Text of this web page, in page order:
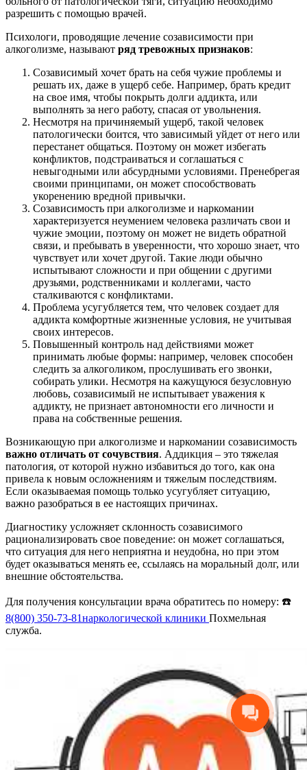
разрешить с помощью врачей.
Психологи, проводящие лечение созависимости при
алкоголизме, называют ряд тревожных признаков:
Созависимый хочет брать на себя чужие проблемы и
решать их, даже в ущерб себе. Например, брать кредит
на свое имя, чтобы покрыть долги аддикта, или
выполнять за него работу, спасая от увольнения.
Несмотря на причиняемый ущерб, такой человек
патологически боится, что зависимый уйдет от него или
перестанет общаться. Поэтому он может избегать
конфликтов, подстраиваться и соглашаться с
невыгодными или абсурдными условиями. Пренебрегая
своими принципами, он может способствовать
укоренению вредной привычки.
Созависимость при алкоголизме и наркомании
характеризуется неумением человека различать свои и
чужие эмоции, поэтому он может не видеть обратной
связи, и пребывать в уверенности, что хорошо знает, что
чувствует или хочет другой. Такие люди обычно
испытывают сложности и при общении с другими
друзьями, родственниками и коллегами, часто
сталкиваются с конфликтами.
Проблема усугубляется тем, что человек создает для
аддикта комфортные жизненные условия, не учитывая
своих интересов.
Повышенный контроль над действиями может
принимать любые формы: например, человек способен
следить за алкоголиком, прослушивать его звонки,
собирать улики. Несмотря на кажущуюся безусловную
любовь, созависимый не испытывает уважения к
аддикту, не признает автономности его личности и
права на собственные решения.
Возникающую при алкоголизме и наркомании созависимость
важно отличать от сочувствия. Аддикция – это тяжелая
патология, от которой нужно избавиться до того, как она
привела к новым осложнениям и тяжелым последствиям.
Если оказываемая помощь только усугубляет ситуацию,
важно разобраться в ее настоящих причинах.
Диагностику усложняет склонность созависимого
рационализировать свое поведение: он может соглашаться,
что ситуация для него неприятна и неудобна, но при этом
будет оказываться менять ее, ссылаясь на моральный долг, или
внешние обстоятельства.
Для получения консультации врача обратитесь по номеру: ☎️
8(800) 350-73-81наркологической клиники Похмельная
служба.